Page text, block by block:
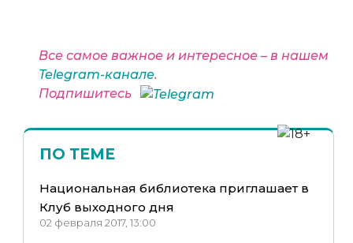
Все самое важное и интересное – в нашем
Telegram-канале.
Подпишитесь
ПО ТЕМЕ
Национальная библиотека приглашает в
Клуб выходного дня
02 февраля 2017, 13:00